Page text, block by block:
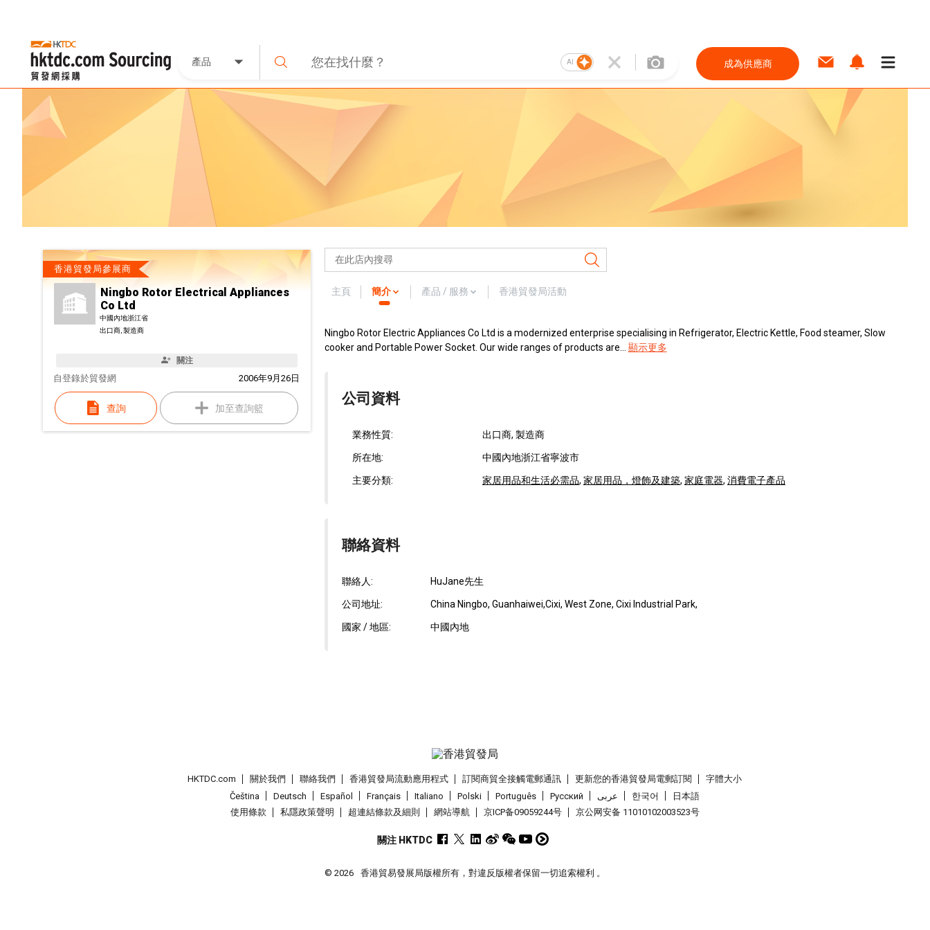
產品 AI 成為供應商
香港貿發局參展商
Ningbo Rotor Electrical Appliances
Co Ltd
中國內地浙江省
出口商, 製造商
關注
自 2006年9月26日
登錄於貿發網
查詢 加至查詢籃
主頁 簡介 產品 / 服務 香港貿發局活動
Ningbo Rotor Electric Appliances Co Ltd is a modernized enterprise specialising in Refrigerator, Electric Kettle, Food steamer, Slow
cooker and Portable Power Socket. Our wide ranges of products are...
顯示更多
公司資料
業務性質: 出口商, 製造商
所在地: 中國內地浙江省寧波市
主要分類: 家居用品和生活必需品, 家居用品，燈飾及建築, 家庭電器, 消費電子產品
聯絡資料
聯絡人: HuJane先生
公司地址: China Ningbo, Guanhaiwei,Cixi, West Zone, Cixi Industrial Park,
國家 / 地區: 中國內地
HKTDC.com 關於我們 聯絡我們 香港貿發局流動應用程式 訂閱商貿全接觸電郵通訊 更新您的香港貿發局電郵訂閱
字體大小
Čeština
Deutsch Español Français Italiano Polski Português Pусский عربى 한국어
日本語
使用條款
私隱政策聲明 超連結條款及細則 網站導航 京ICP备09059244号 京公网安备 11010102003523号
關注 HKTDC
© 2026 香港貿易發展局版權所有，對違反版權者保留一切追索權利 。